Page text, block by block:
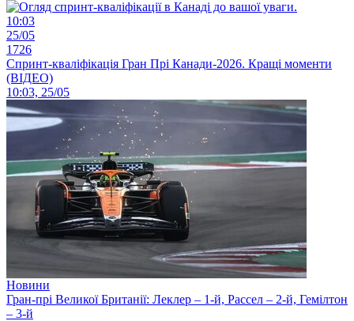
10:03
25/05
1726
Спринт-кваліфікація Гран Прі Канади-2026. Кращі моменти
(ВІДЕО)
10:03, 25/05
Новини
Гран-прі Великої Британії: Леклер – 1-й, Рассел – 2-й, Гемілтон
– 3-й